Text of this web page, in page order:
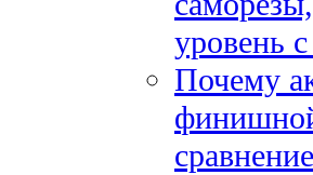
уровень
Почему